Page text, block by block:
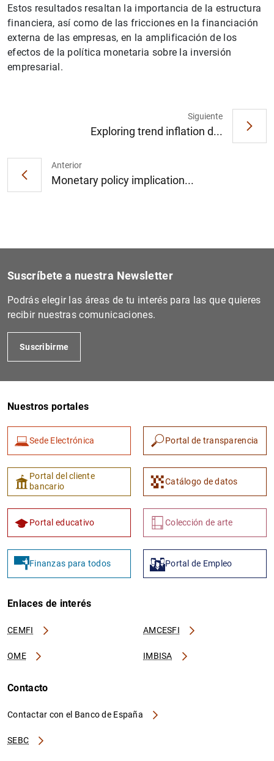
Estos resultados resaltan la importancia de la estructura
financiera, así como de las fricciones en la financiación
externa de las empresas, en la amplificación de los
efectos de la política monetaria sobre la inversión
empresarial.
Anterior
Monetary policy implication...
Siguiente
Exploring trend inflation d...
Suscríbete a nuestra Newsletter
Podrás elegir las áreas de tu interés para las que quieres
recibir nuestras comunicaciones.
Suscribirme
Nuestros portales
Sede Electrónica Portal de transparencia
Portal del cliente
bancario
Catálogo de datos
Portal educativo Colección de arte
Finanzas para todos Portal de Empleo
Enlaces de interés
CEMFI AMCESFI
OME IMBISA
Contacto
Contactar con el Banco de España
SEBC